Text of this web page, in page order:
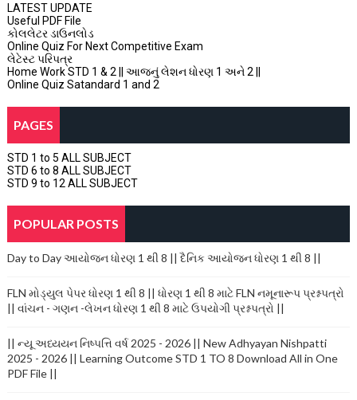
LATEST UPDATE
Useful PDF File
કોલલેટર ડાઉનલોડ
Online Quiz For Next Competitive Exam
લેટેસ્ટ પરિપત્ર
Home Work STD 1 & 2 || આજનું લેશન ધોરણ 1 અને 2 ||
Online Quiz Satandard 1 and 2
PAGES
STD 1 to 5 ALL SUBJECT
STD 6 to 8 ALL SUBJECT
STD 9 to 12 ALL SUBJECT
POPULAR POSTS
Day to Day આયોજન ધોરણ 1 થી 8 || દૈનિક આયોજન ધોરણ 1 થી 8 ||
FLN મોડ્યુલ પેપર ધોરણ 1 થી 8 || ધોરણ 1 થી 8 માટે FLN નમૂનારૂપ પ્રશ્નપત્રો
|| વાંચન - ગણન -લેખન ધોરણ 1 થી 8 માટે ઉપયોગી પ્રશ્નપત્રો ||
|| ન્યૂ અધ્યયન નિષ્પત્તિ વર્ષ 2025 - 2026 || New Adhyayan Nishpatti
2025 - 2026 || Learning Outcome STD 1 TO 8 Download All in One
PDF File ||